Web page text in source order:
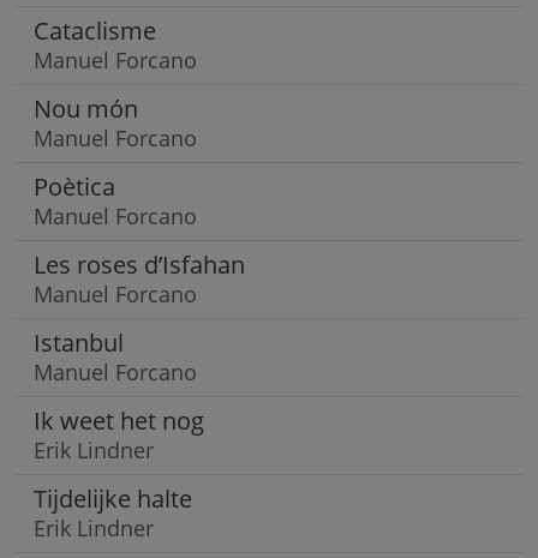
Cataclisme
Manuel Forcano
Nou món
Manuel Forcano
Poètica
Manuel Forcano
Les roses d’Isfahan
Manuel Forcano
Istanbul
Manuel Forcano
Ik weet het nog
Erik Lindner
Tijdelijke halte
Erik Lindner